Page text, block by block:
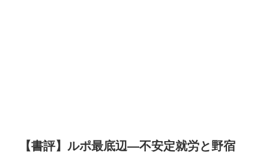
【書評】ルポ最底辺―不安定就労と野宿